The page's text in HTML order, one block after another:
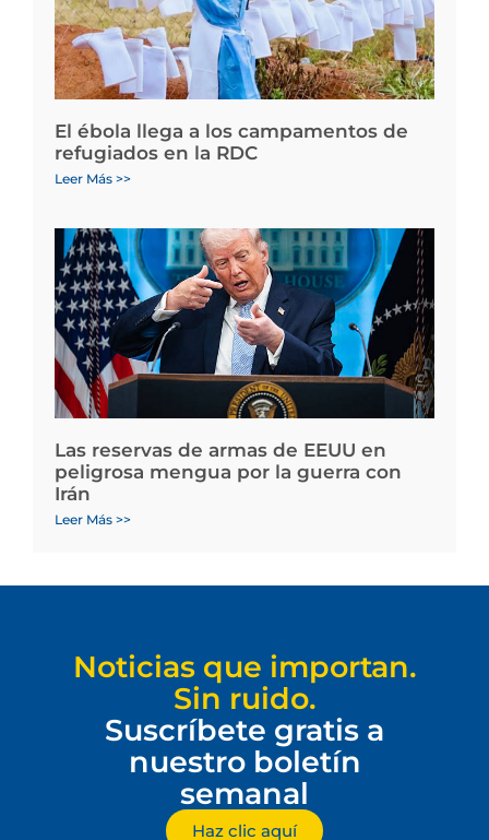
El ébola llega a los campamentos de
refugiados en la RDC
Leer Más >>
Las reservas de armas de EEUU en
peligrosa mengua por la guerra con
Irán
Leer Más >>
Noticias que importan.
Sin ruido.
Suscríbete gratis a
nuestro boletín
semanal
Haz clic aquí